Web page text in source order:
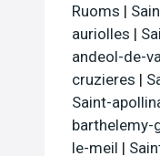
Ruoms |
auriolles |
andeol-de-
cruzieres |
Saint-
barthelemy-
le-meil |